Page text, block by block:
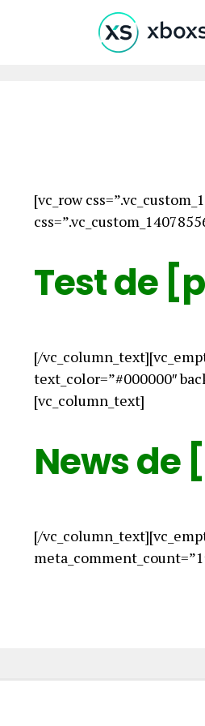
[vc_row
Test de
[/
text_color=”#000000″
[vc_column_text]
News de
[/